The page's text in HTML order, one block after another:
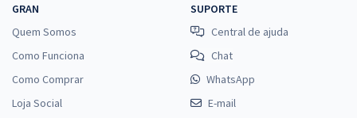
GRAN
Quem Somos
Como Funciona
Como Comprar
Loja Social
SUPORTE
Central de ajuda
Chat
WhatsApp
E-mail